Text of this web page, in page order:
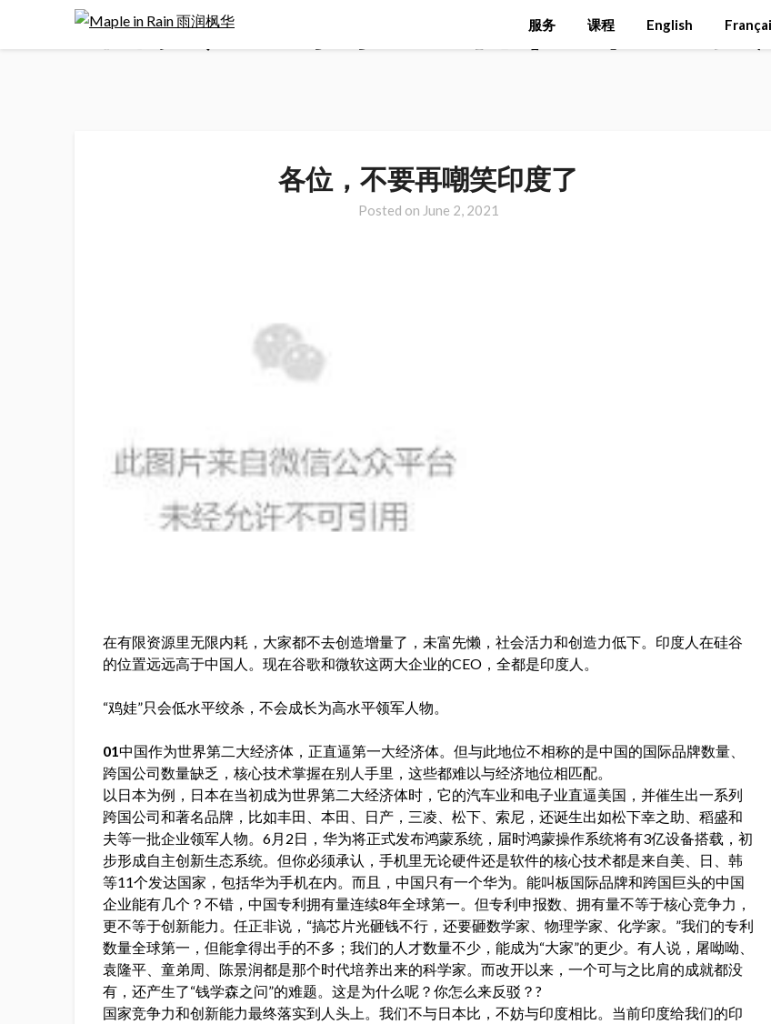
服务 课程 English
首页> 各位，不
各位，不要再嘲笑印度了
Posted on June 2, 2021
在有限资源里无限内耗，大家都不去创造增量了，未富先懒，社会活力和创造力低下。印度人在硅谷
的位置远远高于中国人。现在谷歌和微软这两大企业的CEO，全都是印度人。
“鸡娃”只会低水平绞杀，不会成长为高水平领军人物。
01中国作为世界第二大经济体，正直逼第一大经济体。但与此地位不相称的是中国的国际品牌数量、
跨国公司数量缺乏，核心技术掌握在别人手里，这些都难以与经济地位相匹配。
以日本为例，日本在当初成为世界第二大经济体时，它的汽车业和电子业直逼美国，并催生出一系列
跨国公司和著名品牌，比如丰田、本田、日产，三凌、松下、索尼，还诞生出如松下幸之助、稻盛和
夫等一批企业领军人物。6月2日，华为将正式发布鸿蒙系统，届时鸿蒙操作系统将有3亿设备搭载，初
步形成自主创新生态系统。但你必须承认，手机里无论硬件还是软件的核心技术都是来自美、日、韩
等11个发达国家，包括华为手机在内。而且，中国只有一个华为。能叫板国际品牌和跨国巨头的中国
企业能有几个？不错，中国专利拥有量连续8年全球第一。但专利申报数、拥有量不等于核心竞争力，
更不等于创新能力。任正非说，“搞芯片光砸钱不行，还要砸数学家、物理学家、化学家。”我们的专利
数量全球第一，但能拿得出手的不多；我们的人才数量不少，能成为“大家”的更少。有人说，屠呦呦、
袁隆平、童弟周、陈景润都是那个时代培养出来的科学家。而改开以来，一个可与之比肩的成就都没
有，还产生了“钱学森之问”的难题。这是为什么呢？你怎么来反驳？?
国家竞争力和创新能力最终落实到人头上。我们不与日本比，不妨与印度相比。当前印度给我们的印